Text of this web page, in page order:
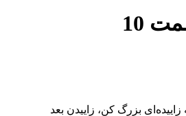
10
بزرگ کن، زاییدن بعد